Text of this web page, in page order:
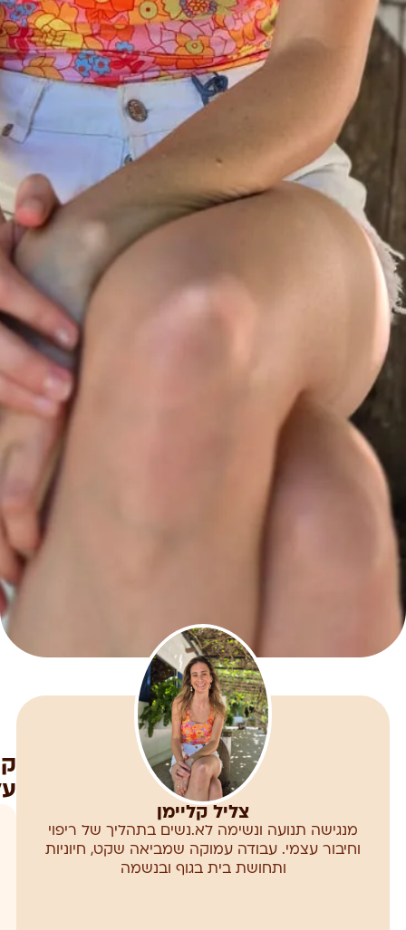
צליל קליימן
מנגישה תנועה ונשימה לא.נשים בתהליך של ריפוי
וחיבור עצמי. עבודה עמוקה שמביאה שקט, חיוניות
ותחושת בית בגוף ובנשמה